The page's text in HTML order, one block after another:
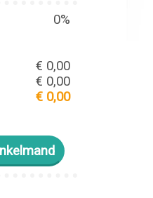
0%
€ 0,00
€ 0,00
€ 0,00